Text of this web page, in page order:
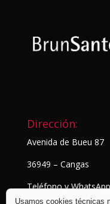
Dirección:
Avenida de Bueu 87
36949 – Cangas
Teléfono y
Usamos cookies técnicas